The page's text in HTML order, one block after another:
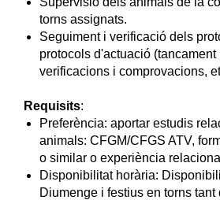
torns assignats.
Seguiment i verificació dels
protocols d'actuació (tancament
verificacions i comprovacions,
Requisits:
Preferència: aportar estudis
animals: CFGM/CFGS ATV,
o similar o experiència
Disponibilitat horària:
Diumenge i festius en torns tant